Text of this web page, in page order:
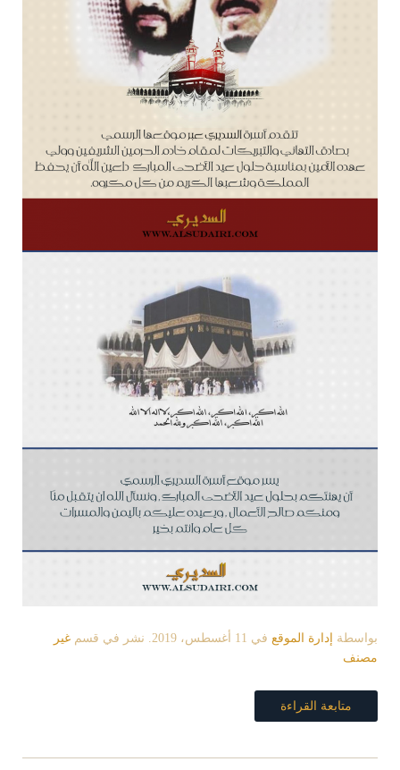
بواسطة إدارة الموقع في 11 أغسطس، 2019 . نشر في قسم غير
مصنف
متابعة القراءة